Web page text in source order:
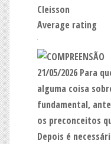
Cleisson
Average rating
21/05/2026 Para
alguma coisa
fundamental,
os preconceitos
Depois é